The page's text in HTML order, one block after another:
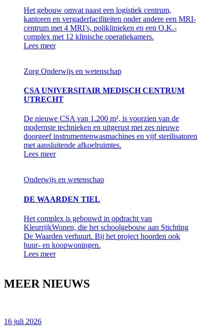
Het gebouw omvat naast een logistiek centrum,
kantoren en vergaderfaciliteiten onder andere een MRI-
centrum met 4 MRI’s, poliklinieken en een O.K.-
complex met 12 klinische operatiekamers.
Lees meer
Zorg Onderwijs en wetenschap
CSA UNIVERSITAIR MEDISCH CENTRUM
UTRECHT
De nieuwe CSA van 1.200 m², is voorzien van de
modernste technieken en uitgerust met zes nieuwe
doorgeef instrumentenwasmachines en vijf sterilisatoren
met aansluitende afkoelruimtes.
Lees meer
Onderwijs en wetenschap
DE WAARDEN TIEL
Het complex is gebouwd in opdracht van
KleurrijkWonen, die het schoolgebouw aan Stichting
De Waarden verhuurt. Bij het project hoorden ook
huur- en koopwoningen.
Lees meer
MEER NIEUWS
16 juli 2026